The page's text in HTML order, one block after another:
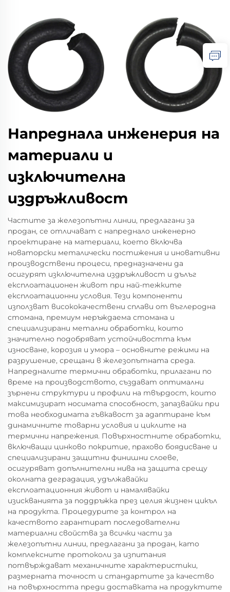
Напреднала инженерия на
материали и
изключителна
издръжливост
Частите за железопътни линии, предлагани за
продан, се отличават с напреднало инженерно
проектиране на материали, което включва
новаторски металически постижения и иновативни
производствени процеси, предназначени да
осигурят изключителна издръжливост и дълъг
експлоатационен живот при най-тежките
експлоатационни условия. Тези компоненти
използват висококачествени сплави от въглеродна
стомана, премиум неръждаема стомана и
специализирани метални обработки, които
значително подобряват устойчивостта към
износване, корозия и умора – основните режими на
разрушение, срещани в железопътната среда.
Напредналите термични обработки, прилагани по
време на производството, създават оптимални
зърнени структури и профили на твърдост, които
максимизират носимата способност, запазвайки при
това необходимата гъвкавост за адаптиране към
динамичните товарни условия и циклите на
термични напрежения. Повърхностните обработки,
включващи цинково покритие, прахово боядисване и
специализирани защитни финишни слоеве,
осигуряват допълнителни нива на защита срещу
околната деградация, удължавайки
експлоатационния живот и намалявайки
изискванията за поддръжка през целия жизнен цикъл
на продукта. Процедурите за контрол на
качеството гарантират последователни
материални свойства за всички части за
железопътни линии, предлагани за продан, като
комплексните протоколи за изпитания
потвърждават механичните характеристики,
размерната точност и стандартите за качество
на повърхността преди доставката на продуктите